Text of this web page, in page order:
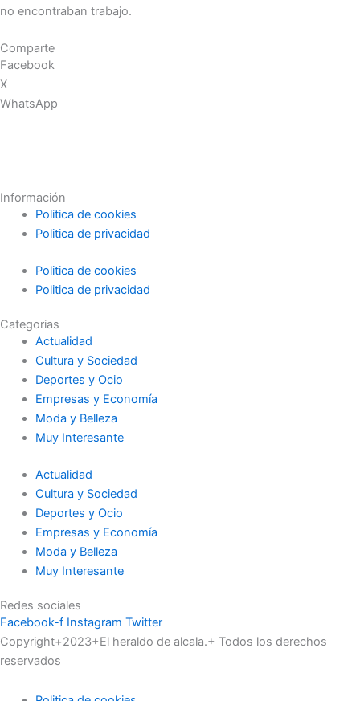
no encontraban trabajo.
Comparte
Facebook
X
WhatsApp
Información
Politica de cookies
Politica de privacidad
Politica de cookies
Politica de privacidad
Categorias
Actualidad
Cultura y Sociedad
Deportes y Ocio
Empresas y Economía
Moda y Belleza
Muy Interesante
Actualidad
Cultura y Sociedad
Deportes y Ocio
Empresas y Economía
Moda y Belleza
Muy Interesante
Redes sociales
Facebook-f Instagram Twitter
Copyright+2023+El heraldo de alcala.+ Todos los derechos
reservados